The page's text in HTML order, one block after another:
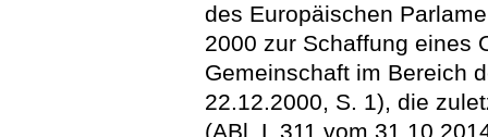
des Europäischen
2000 zur Schaffung eines
Gemeinschaft im Bereich
22.12.2000, S. 1), die
(ABl. L 311 vom